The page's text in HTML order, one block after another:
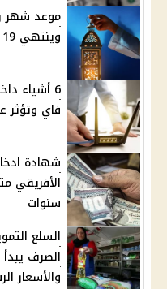
وينتهي 19 مارس وعيد الفطر 20 مارس
6 أشياء
فاي وتؤثر
سنوات
والأسعار